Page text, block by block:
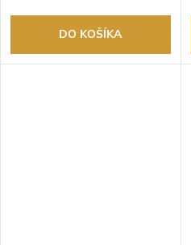
DO KOŠÍKA